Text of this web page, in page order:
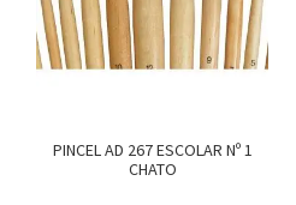
PINCEL AD 267 ESCOLAR Nº 1
CHATO